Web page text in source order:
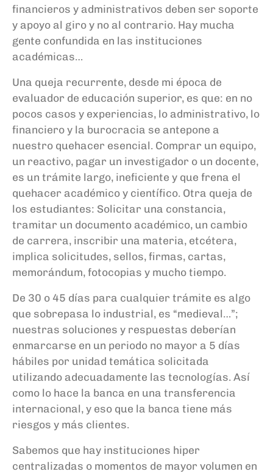
financieros y administrativos deben ser soporte
y apoyo al giro y no al contrario. Hay mucha
gente confundida en las instituciones
académicas…
Una queja recurrente, desde mi época de
evaluador de educación superior, es que: en no
pocos casos y experiencias, lo administrativo, lo
financiero y la burocracia se antepone a
nuestro quehacer esencial. Comprar un equipo,
un reactivo, pagar un investigador o un docente,
es un trámite largo, ineficiente y que frena el
quehacer académico y científico. Otra queja de
los estudiantes: Solicitar una constancia,
tramitar un documento académico, un cambio
de carrera, inscribir una materia, etcétera,
implica solicitudes, sellos, firmas, cartas,
memorándum, fotocopias y mucho tiempo.
De 30 o 45 días para cualquier trámite es algo
que sobrepasa lo industrial, es “medieval…”;
nuestras soluciones y respuestas deberían
enmarcarse en un periodo no mayor a 5 días
hábiles por unidad temática solicitada
utilizando adecuadamente las tecnologías. Así
como lo hace la banca en una transferencia
internacional, y eso que la banca tiene más
riesgos y más clientes.
Sabemos que hay instituciones hiper
centralizadas o momentos de mayor volumen en